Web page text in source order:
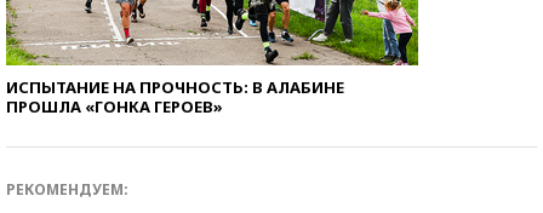
ИСПЫТАНИЕ НА ПРОЧНОСТЬ: В АЛАБИНЕ
ПРОШЛА «ГОНКА ГЕРОЕВ»
РЕКОМЕНДУЕМ: